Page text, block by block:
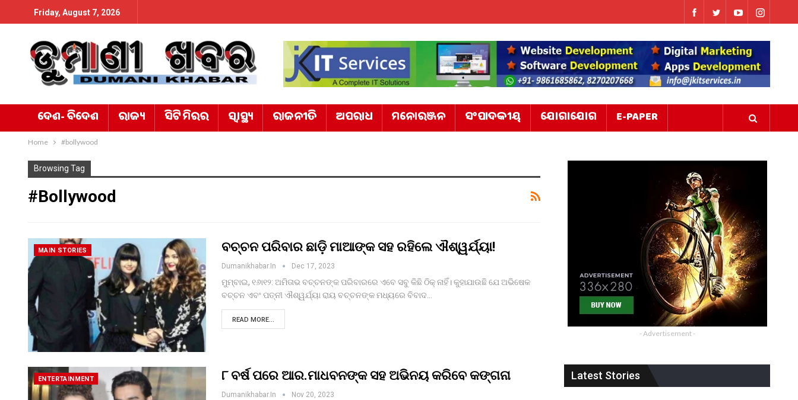
Friday, August 7, 2026
ଦେଶ- ବିଦେଶ ରାଜ୍ୟ ସିଟି ମିରର ସ୍ୱାସ୍ଥ୍ୟ ରାଜନୀତି ଅପରାଧ ମନୋରଞ୍ଜନ ସଂପାଦକୀୟ ଯୋଗାଯୋଗ E-PAPER
Home #bollywood
Browsing Tag
#bollywood
MAIN STORIES ବଚ୍ଚନ ପରିବାର ଛାଡ଼ି ମାଆଙ୍କ ସହ ରହିଲେ ଐଶ୍ୱର୍ଯ୍ୟା!
Dumanikhabar.in Dec 17, 2023
ମୁମ୍ବାଇ, ୧୬ା୧୨: ଅମିତାଭ ବଚ୍ଚନଙ୍କ ପରିବାରରେ ଏବେ ସବୁ କିଛି ଠିକ୍‌ ନାହିଁ। କୁହାଯାଉଛି ଯେ ଅଭିଷେକ
ବଚ୍ଚନ ଏବଂ ପତ୍ନୀ ଐଶ୍ୱର୍ଯ୍ୟା ରାୟ ବଚ୍ଚନଙ୍କ ମଧ୍ୟରେ ବିବାଦ…
READ MORE...
ENTERTAINMENT ୮ ବର୍ଷ ପରେ ଆର.ମାଧବନଙ୍କ ସହ ଅଭିନୟ କରିବେ କଙ୍ଗନା
Dumanikhabar.in Nov 20, 2023
- Advertisement -
Latest Stories